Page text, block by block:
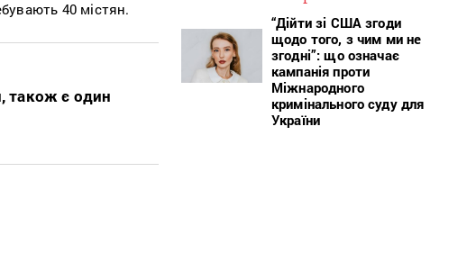
40 містян.
також є один
“Дійти зі США згоди
щодо того, з чим ми не
згодні”: що означає
кампанія проти
Міжнародного
кримінального суду для
України